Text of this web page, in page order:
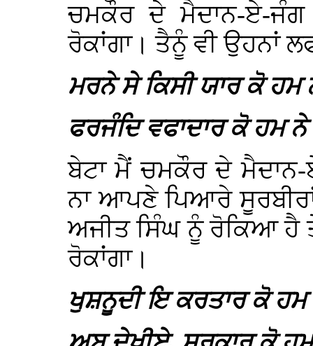
ਚਮਕੌਰ ਦੇ ਮੈਦਾਨ-ਏ-
ਰੋਕਾਂਗਾ। ਤੈਨੂੰ ਵੀ ਉਹਨਾਂ
ਮਰਨੇ ਸੇ ਕਿਸੀ ਯਾਰ ਕੋ ਹਮ
ਫਰਜੰਦਿ ਵਫਾਦਾਰ ਕੋ ਹਮ ਨੇ
ਬੇਟਾ ਮੈਂ ਚਮਕੌਰ ਦੇ
ਨਾ ਆਪਣੇ ਪਿਆਰੇ
ਅਜੀਤ ਸਿੰਘ ਨੂੰ ਰੋਕਿਆ ਹੈ
ਰੋਕਾਂਗਾ।
ਖੁਸ਼ਨੂਦੀ ਇ ਕਰਤਾਰ ਕੋ ਹਮ